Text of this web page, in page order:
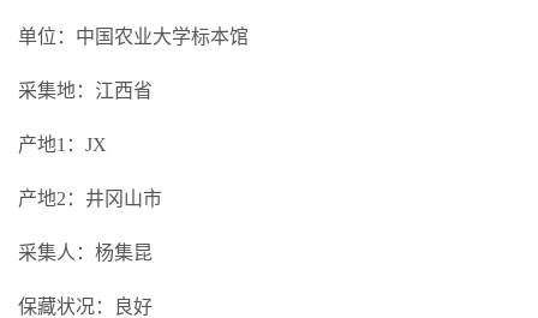
单位：中国农业大学标本馆
采集地：江西省
产地1：JX
产地2：井冈山市
采集人：杨集昆
保藏状况：良好